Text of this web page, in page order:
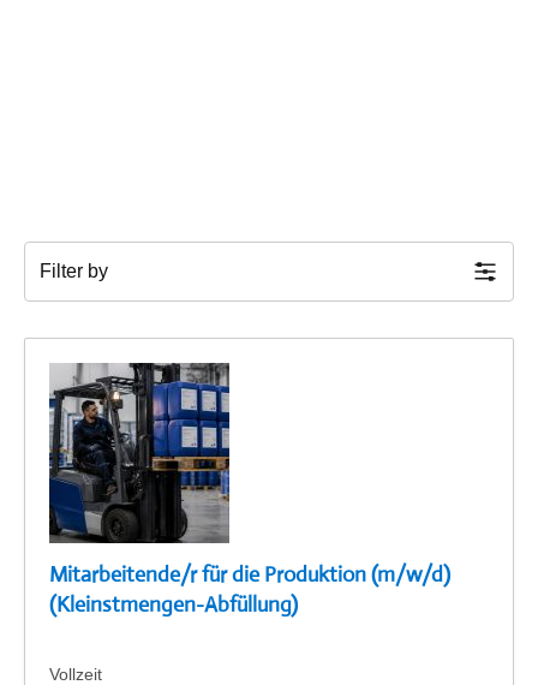
Filter by
Mitarbeitende/r für die Produktion (m/w/d)
(Kleinstmengen-Abfüllung)
Vollzeit